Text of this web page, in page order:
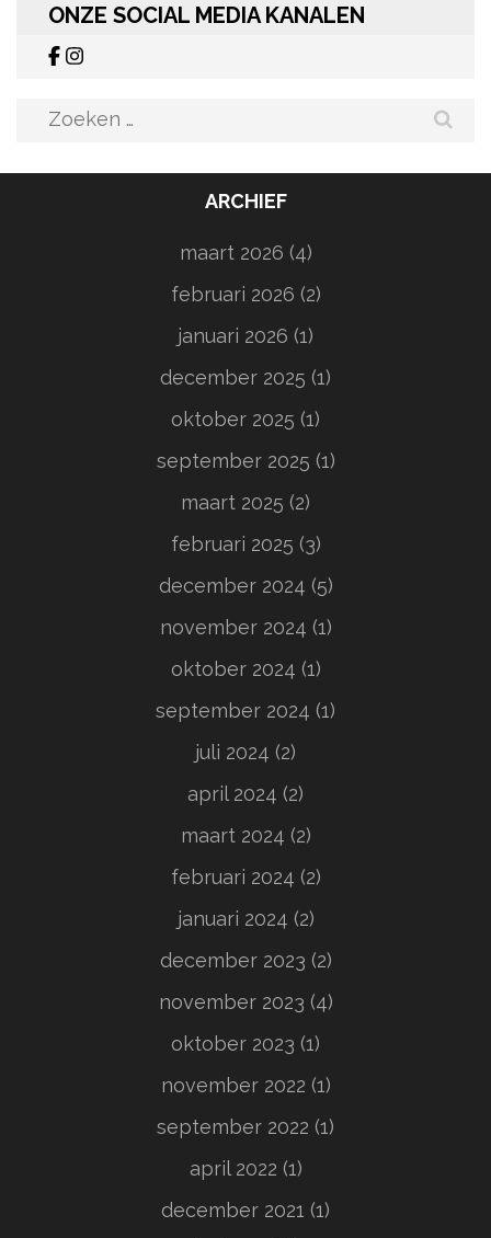
ONZE SOCIAL MEDIA KANALEN
Zoeken
ARCHIEF
maart 2026 (4)
februari 2026 (2)
januari 2026 (1)
december 2025 (1)
oktober 2025 (1)
september 2025 (1)
maart 2025 (2)
februari 2025 (3)
december 2024 (5)
november 2024 (1)
oktober 2024 (1)
september 2024 (1)
juli 2024 (2)
april 2024 (2)
maart 2024 (2)
februari 2024 (2)
januari 2024 (2)
december 2023 (2)
november 2023 (4)
oktober 2023 (1)
november 2022 (1)
september 2022 (1)
april 2022 (1)
december 2021 (1)